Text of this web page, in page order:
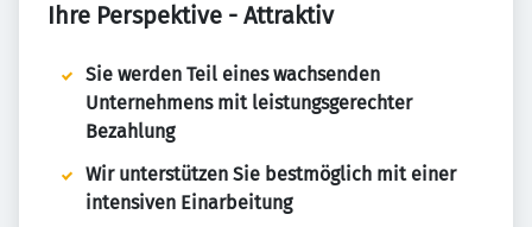
Ihre Perspektive - Attraktiv
Sie werden Teil eines wachsenden
Unternehmens mit leistungsgerechter
Bezahlung
Wir unterstützen Sie bestmöglich mit einer
intensiven Einarbeitung